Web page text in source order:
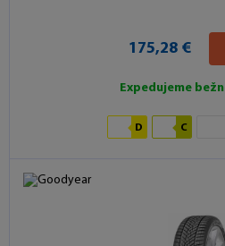
175,28 €
Expedujeme
D C